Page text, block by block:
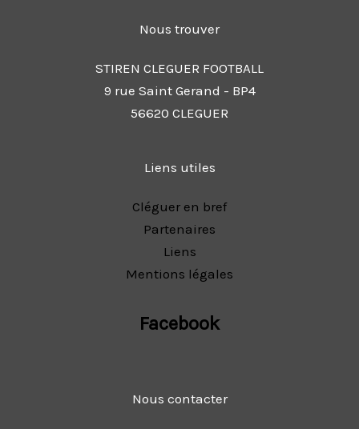
Nous trouver
STIREN CLEGUER FOOTBALL
9 rue Saint Gerand - BP4
56620 CLEGUER
Liens utiles
Cléguer en bref
Partenaires
Liens
Mentions légales
Facebook
Nous contacter